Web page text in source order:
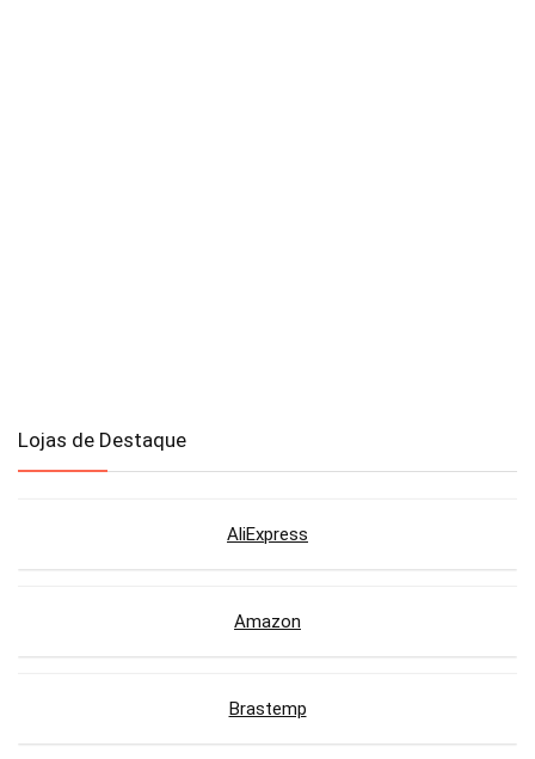
Lojas de Destaque
AliExpress
Amazon
Brastemp